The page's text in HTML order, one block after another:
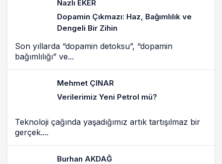
Nazlı EKER
Dopamin Çıkmazı: Haz, Bağımlılık ve
Dengeli Bir Zihin
Son yıllarda “dopamin detoksu”, “dopamin
bağımlılığı” ve...
Mehmet ÇINAR
Verilerimiz Yeni Petrol mü?
Teknoloji çağında yaşadığımız artık tartışılmaz bir
gerçek....
Burhan AKDAĞ